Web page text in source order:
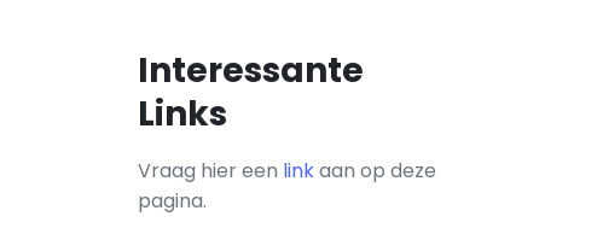
Interessante
Links
Vraag hier een linkaan op deze
pagina.